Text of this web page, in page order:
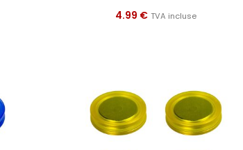
4.99 € TVA incluse